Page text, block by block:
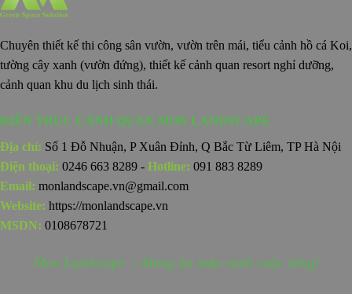
Chuyên thiết kế thi công sân vườn, vườn trên mái, tiểu cảnh hồ cá Koi,
tường cây xanh (vườn đứng), thiết kế cảnh quan resort nghỉ dưỡng,
cảnh quan khu du lịch sinh thái.
KIẾN TRÚC CẢNH QUAN MON LANDSCAPE
Địa chỉ: Số 1 Đỗ Nhuận, P Xuân Đỉnh, Q Bắc Từ Liêm, TP Hà Nội
Điện thoại: 0246 663 8289 - Hotline: 091 883 8289
Email: monlandscape.vn@gmail.com
Website: https://monlandscape.vn
MSDN: 0108678721
Mon Landscape - Mang lại màu xanh cuộc sống!